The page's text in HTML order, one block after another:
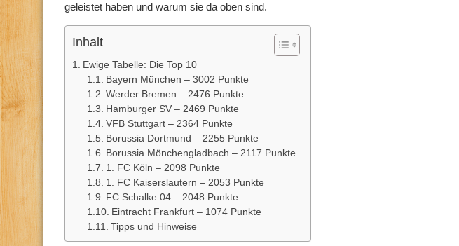
geleistet haben und warum sie da oben sind.
Inhalt
Ewige Tabelle: Die Top 10
Bayern München – 3002 Punkte
Werder Bremen – 2476 Punkte
Hamburger SV – 2469 Punkte
VFB Stuttgart – 2364 Punkte
Borussia Dortmund – 2255 Punkte
Borussia Mönchengladbach – 2117 Punkte
1. FC Köln – 2098 Punkte
1. FC Kaiserslautern – 2053 Punkte
FC Schalke 04 – 2048 Punkte
Eintracht Frankfurt – 1074 Punkte
Tipps und Hinweise